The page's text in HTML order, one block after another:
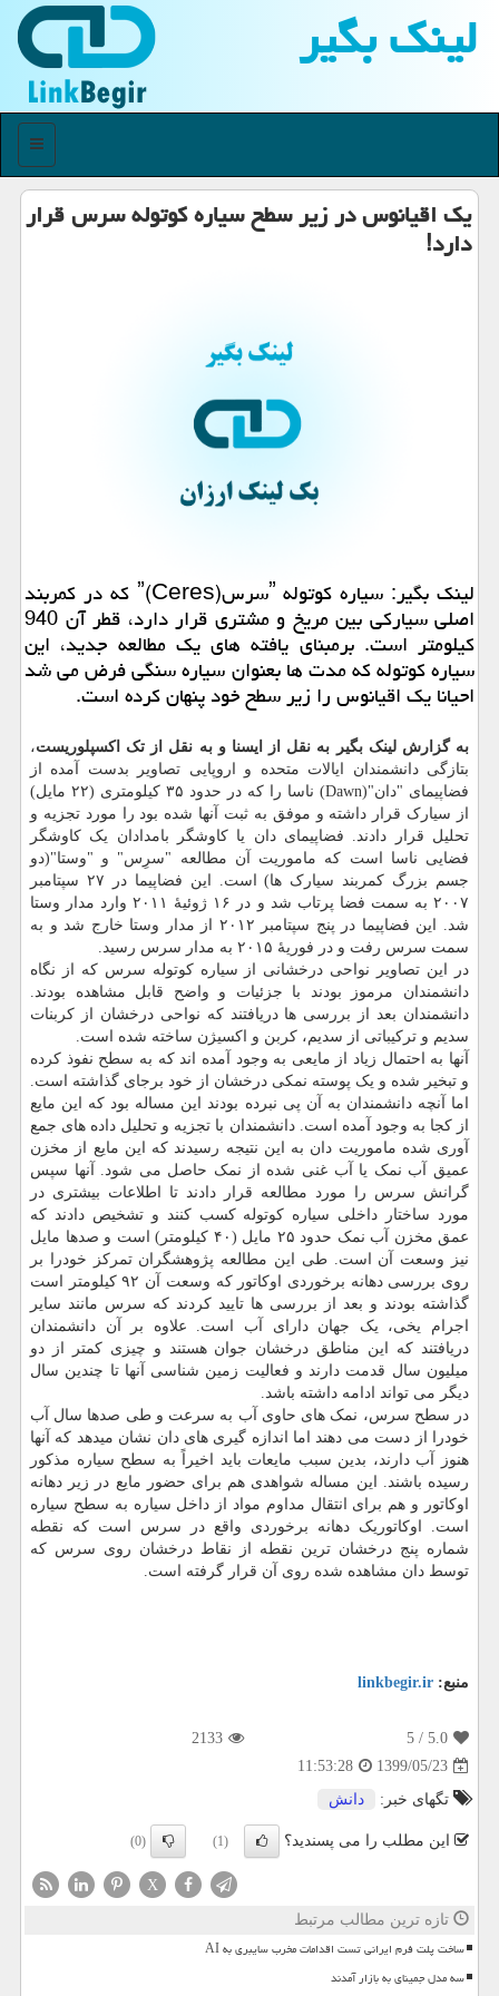
لینك بگیر
منو
یك اقیانوس در زیر سطح سیاره كوتوله سرس قرار
دارد!
لینك بگیر: سیاره كوتوله ˮسرسˮ(Ceres) كه در كمربند
اصلی سیاركی بین مریخ و مشتری قرار دارد، قطر آن 940
كیلومتر است. برمبنای یافته های یك مطالعه جدید، این
سیاره كوتوله كه مدت ها بعنوان سیاره سنگی فرض می شد
احیانا یك اقیانوس را زیر سطح خود پنهان كرده است.
به گزارش لینک بگیر به نقل از ایسنا و به نقل از تک اکسپلوریست،
بتازگی دانشمندان ایالات متحده و اروپایی تصاویر بدست آمده از
فضاپیمای "دان"(Dawn) ناسا را که در حدود ۳۵ کیلومتری (۲۲ مایل)
از سیارک قرار داشته و موفق به ثبت آنها شده بود را مورد تجزیه و
تحلیل قرار دادند. فضاپیمای دان یا کاوشگر بامدادان یک کاوشگر
فضایی ناسا است که ماموریت آن مطالعه "سرِس" و "وستا"(دو
جسم بزرگ کمربند سیارک ها) است. این فضاپیما در ۲۷ سپتامبر
۲۰۰۷ به سمت فضا پرتاب شد و در ۱۶ ژوئیهٔ ۲۰۱۱ وارد مدار وستا
شد. این فضاپیما در پنج سپتامبر ۲۰۱۲ از مدار وستا خارج شد و به
سمت سرس رفت و در فوریهٔ ۲۰۱۵ به مدار سرس رسید.
در این تصاویر نواحی درخشانی از سیاره کوتوله سرس که از نگاه
دانشمندان مرموز بودند با جزئیات و واضح قابل مشاهده بودند.
دانشمندان بعد از بررسی ها دریافتند که نواحی درخشان از کربنات
سدیم و ترکیباتی از سدیم، کربن و اکسیژن ساخته شده است.
آنها به احتمال زیاد از مایعی به وجود آمده اند که به سطح نفوذ کرده
و تبخیر شده و یک پوسته نمکی درخشان از خود برجای گذاشته است.
اما آنچه دانشمندان به آن پی نبرده بودند این مساله بود که این مایع
از کجا به وجود آمده است. دانشمندان با تجزیه و تحلیل داده های جمع
آوری شده ماموریت دان به این نتیجه رسیدند که این مایع از مخزن
عمیق آب نمک یا آب غنی شده از نمک حاصل می شود. آنها سپس
گرانش سرس را مورد مطالعه قرار دادند تا اطلاعات بیشتری در
مورد ساختار داخلی سیاره کوتوله کسب کنند و تشخیص دادند که
عمق مخزن آب نمک حدود ۲۵ مایل (۴۰ کیلومتر) است و صدها مایل
نیز وسعت آن است. طی این مطالعه پژوهشگران تمرکز خودرا بر
روی بررسی دهانه برخوردی اوکاتور که وسعت آن ۹۲ کیلومتر است
گذاشته بودند و بعد از بررسی ها تایید کردند که سرس مانند سایر
اجرام یخی، یک جهان دارای آب است. علاوه بر آن دانشمندان
دریافتند که این مناطق درخشان جوان هستند و چیزی کمتر از دو
میلیون سال قدمت دارند و فعالیت زمین شناسی آنها تا چندین سال
دیگر می تواند ادامه داشته باشد.
در سطح سرس، نمک های حاوی آب به سرعت و طی صدها سال آب
خودرا از دست می دهند اما اندازه گیری های دان نشان میدهد که آنها
هنوز آب دارند، بدین سبب مایعات باید اخیراً به سطح سیاره مذکور
رسیده باشند. این مساله شواهدی هم برای حضور مایع در زیر دهانه
اوکاتور و هم برای انتقال مداوم مواد از داخل سیاره به سطح سیاره
است. اوکاتوریک دهانه برخوردی واقع در سرس است که نقطه
شماره پنج درخشان ترین نقطه از نقاط درخشان روی سرس که
توسط دان مشاهده شده روی آن قرار گرفته است.
منبع: linkbegir.ir
5.0
/ 5
2133
1399/05/23
11:53:28
تگهای خبر:
دانش
این مطلب را می پسندید؟ (1)
(0)
X
تازه ترین مطالب مرتبط
ساخت پلت فرم ایرانی تست اقدامات مخرب سایبری به AI
سه مدل جمینای به بازار آمدند